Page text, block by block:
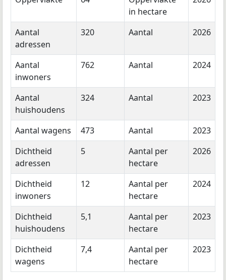
in hectare
Aantal
adressen
320 Aantal 2026
Aantal
inwoners
762 Aantal 2024
Aantal
huishoudens
324 Aantal 2023
Aantal wagens 473 Aantal
2023
Dichtheid
adressen
5
Aantal per
hectare
2026
Dichtheid
inwoners
12
Aantal per
hectare
2024
Dichtheid
huishoudens
5,1
Aantal per
hectare
2023
Dichtheid
wagens
7,4
Aantal per
hectare
2023